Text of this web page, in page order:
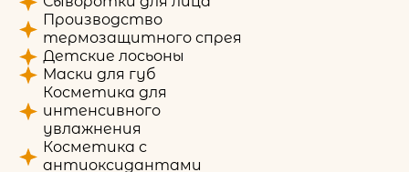
Производство
термозащитного спрея
Детские лосьоны
Маски для губ
Косметика для
интенсивного
увлажнения
Косметика с
антиоксидантами